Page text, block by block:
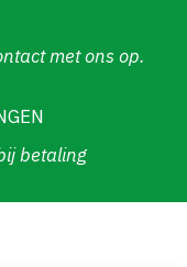
met ons op.
betaling